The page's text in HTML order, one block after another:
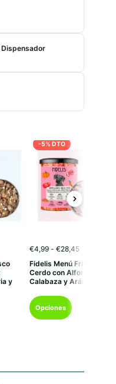
Dispensador
y
-5% DTO
€4,99 - €28,45Rango
precios:
desde
€4,99
Fidelis Menú Fresco
Cerdo con Alforfón,
Calabaza y Arándanos
Opciones
Este
producto
opciones